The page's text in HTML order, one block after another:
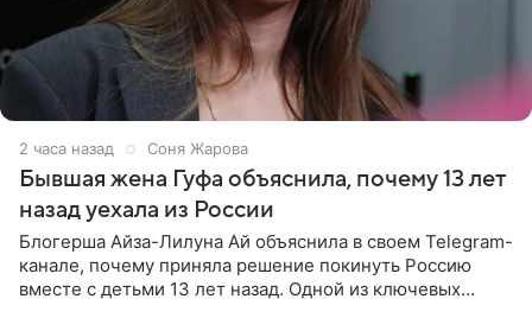
2 часа назад Соня Жарова
Бывшая жена Гуфа объяснила, почему 13 лет
назад уехала из России
Блогерша Айза-Лилуна Ай объяснила в своем Telegram-
канале, почему приняла решение покинуть Россию
вместе с детьми 13 лет назад. Одной из ключевых